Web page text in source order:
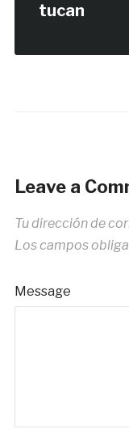
tucan
Leave a
Tu dirección de
Los campos
Message